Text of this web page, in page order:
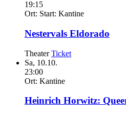
19:15
Ort: Start: Kantine
Nestervals Eldorado
Theater Ticket
Sa, 10.10.
23:00
Ort: Kantine
Heinrich Horwitz: